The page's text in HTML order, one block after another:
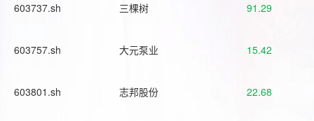
603737.sh 三棵树 91.29
603757.sh 大元泵业 15.42
603801.sh 志邦股份 22.68